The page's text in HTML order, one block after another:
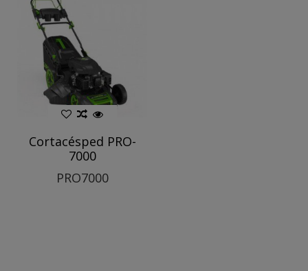
Cortacésped PRO-
7000
PRO7000